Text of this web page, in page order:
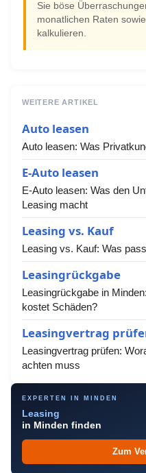
Sie böse
monatlichen Raten
kalkulieren.
WEITERE ARTIKEL
Auto leasen
Auto leasen: Was
E-Auto leasen
E-Auto leasen: Was den
Leasing macht
Leasing vs. Kauf
Leasing vs. Kauf: Was
Leasingrückgabe
Leasingrückgabe in
kostet Schäden?
Leasingvertrag
Leasingvertrag prüfen:
achten muss
EXPERTEN IN MINDEN
Leasing
in Minden finden
Zum